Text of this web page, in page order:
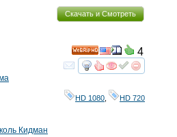
Скачать и Смотреть
смотретьинтересует
HD
4
HD 1080 HD 720
Кидман